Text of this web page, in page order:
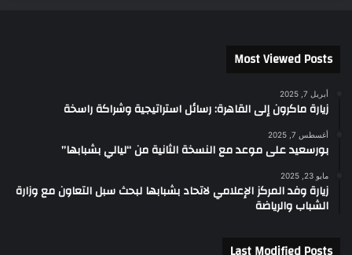
Most Viewed Posts
أبريل 7, 2025
زيارة ماكرون إلى القاهرة: رسائل استراتيجية وشراكة راسخة
أغسطس 7, 2025
بورسعيد على موعد مع النسخة الثانية من “ليالي بشبابها”
مايو 23, 2025
زيارة وفد المركز الإعلامي لاتحاد بشبابها لبحث سبل التعاون مع وزارة
الشباب والرياضة